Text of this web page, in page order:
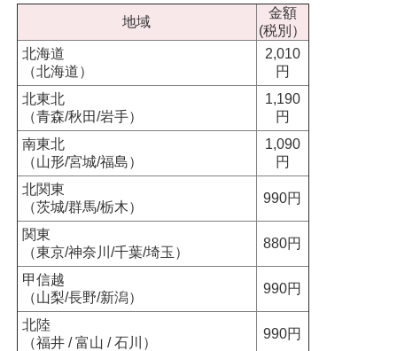
地域
金額
(税別）
北海道
（北海道）
2,010
円
北東北
（青森/秋田/岩手）
1,190
円
南東北
（山形/宮城/福島）
1,090
円
北関東
（茨城/群馬/栃木）
990円
関東
（東京/神奈川/千葉/埼玉）
880円
甲信越
（山梨/長野/新潟）
990円
北陸
（福井 / 富山 / 石川）
990円